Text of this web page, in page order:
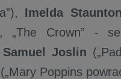
Imelda
„The Crown” -
Samuel Joslin
(„Mary Poppins